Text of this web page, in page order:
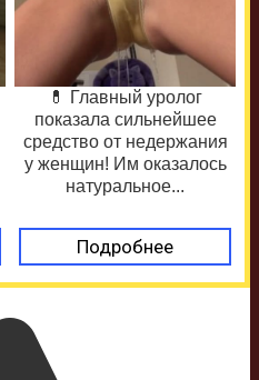
💊 Главный уролог
показала сильнейшее
средство от недержания
у женщин! Им оказалось
натуральное...
Подробнее